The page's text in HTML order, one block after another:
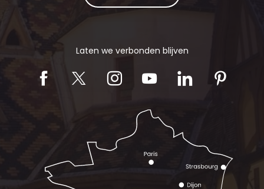
Laten we verbonden blijven